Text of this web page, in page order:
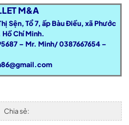
M&A
Sện, Tổ 7, ấp Bàu Điều, xã Phước
Hồ Chí Minh.
– Mr. Minh/ 0387667654 –
Chia sẻ: